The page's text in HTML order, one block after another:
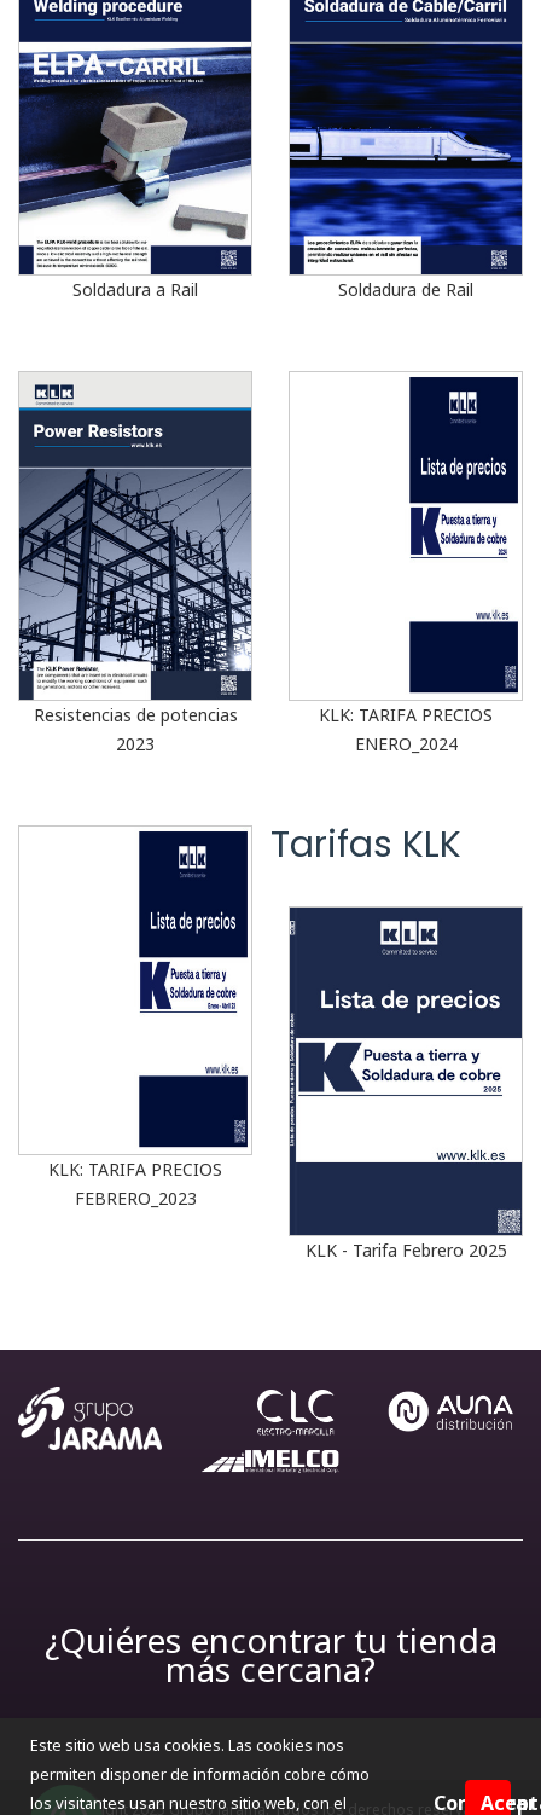
Soldadura a Rail Soldadura de Rail
Resistencias de potencias
2023
KLK: TARIFA PRECIOS
ENERO_2024
KLK: TARIFA PRECIOS
FEBRERO_2023
Tarifas KLK
KLK - Tarifa Febrero 2025
¿Quiéres encontrar tu tienda
más cercana?
© Copyright 2025 Grupo Jarama. Todos los derechos reservados
Este sitio web usa cookies. Las cookies nos
permiten disponer de información cobre cómo
los visitantes usan nuestro sitio web, con el
Configurar